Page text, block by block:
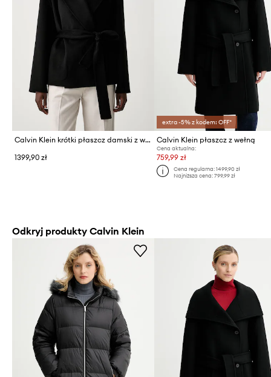
Calvin Klein krótki płaszcz damski z wełną
1399,90 zł
extra -5% z kodem: OFF*
Calvin Klein płaszcz z wełną
Cena aktualna:
759,99 zł
Cena regularna: 1499,90 zł
Najniższa cena: 799,99 zł
Odkryj produkty Calvin Klein